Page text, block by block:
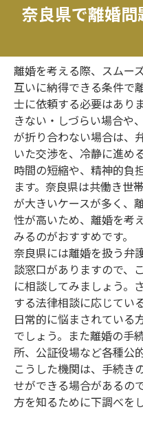
奈良県で離婚
離婚を考える際、スムー
互いに納得できる条件で
士に依頼する必要はあり
きない・しづらい場合や
が折り合わない場合は、
いた交渉を、冷静に進め
時間の短縮や、精神的負
ます。奈良県は共働き世
が大きいケースが多く、
性が高いため、離婚を考
みるのがおすすめです。
奈良県には離婚を扱う弁
談窓口がありますので、
に相談してみましょう。
する法律相談に応じてい
日常的に悩まされている
でしょう。また離婚の手
所、公証役場など各種公
こうした機関は、手続き
せができる場合があるの
方を知るために下調べを